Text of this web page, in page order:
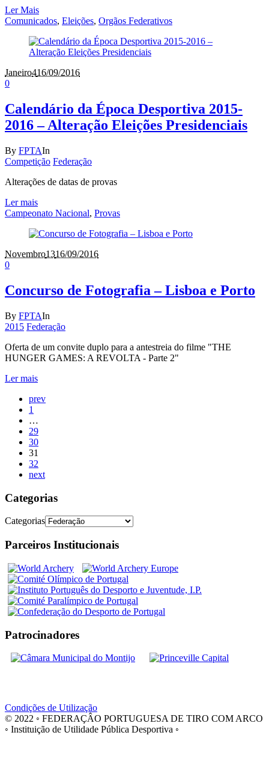
Ler Mais
Comunicados, Eleições, Orgãos Federativos
Janeiro416/09/2016
0
Calendário da Época Desportiva 2015-
2016 – Alteração Eleições Presidenciais
By FPTAIn
Competição Federação
Alterações de datas de provas
Ler mais
Campeonato Nacional, Provas
Novembro1316/09/2016
0
Concurso de Fotografia – Lisboa e Porto
By FPTAIn
2015 Federação
Oferta de um convite duplo para a antestreia do filme "THE
HUNGER GAMES: A REVOLTA - Parte 2"
Ler mais
prev
1
…
29
30
31
32
next
Categorias
Categorias
Parceiros Institucionais
Patrocinadores
Condições de Utilização
© 2022 ◦ FEDERAÇÂO PORTUGUESA DE TIRO COM ARCO
◦ Instituição de Utilidade Pública Desportiva ◦